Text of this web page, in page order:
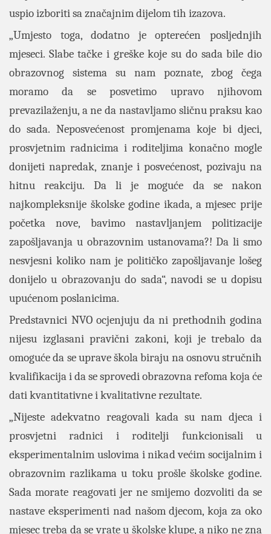
uspio izboriti sa značajnim dijelom tih izazova.
„Umjesto toga, dodatno je opterećen posljednjih
mjeseci. Slabe tačke i greške koje su do sada bile dio
obrazovnog sistema su nam poznate, zbog čega
moramo da se posvetimo upravo njihovom
prevazilaženju, a ne da nastavljamo sličnu praksu kao
do sada. Neposvećenost promjenama koje bi djeci,
prosvjetnim radnicima i roditeljima konačno mogle
donijeti napredak, znanje i posvećenost, pozivaju na
hitnu reakciju. Da li je moguće da se nakon
najkompleksnije školske godine ikada, a mjesec prije
početka nove, bavimo nastavljanjem politizacije
zapošljavanja u obrazovnim ustanovama?! Da li smo
nesvjesni koliko nam je političko zapošljavanje lošeg
donijelo u obrazovanju do sada“, navodi se u dopisu
upućenom poslanicima.
Predstavnici NVO ocjenjuju da ni prethodnih godina
nijesu izglasani pravični zakoni, koji je trebalo da
omoguće da se uprave škola biraju na osnovu stručnih
kvalifikacija i da se sprovedi obrazovna refoma koja će
dati kvantitativne i kvalitativne rezultate.
„Nijeste adekvatno reagovali kada su nam djeca i
prosvjetni radnici i roditelji funkcionisali u
eksperimentalnim uslovima i nikad većim socijalnim i
obrazovnim razlikama u toku prošle školske godine.
Sada morate reagovati jer ne smijemo dozvoliti da se
nastave eksperimenti nad našom djecom, koja za oko
mjesec treba da se vrate u školske klupe, a niko ne zna